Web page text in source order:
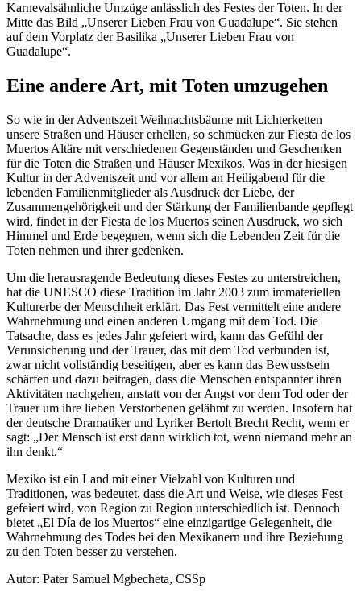
Karnevalsähnliche Umzüge anlässlich des Festes der Toten. In der
Mitte das Bild „Unserer Lieben Frau von Guadalupe“. Sie stehen
auf dem Vorplatz der Basilika „Unserer Lieben Frau von
Guadalupe“.
Eine andere Art, mit Toten umzugehen
So wie in der Adventszeit Weihnachtsbäume mit Lichterketten
unsere Straßen und Häuser erhellen, so schmücken zur Fiesta de los
Muertos Altäre mit verschiedenen Gegenständen und Geschenken
für die Toten die Straßen und Häuser Mexikos. Was in der hiesigen
Kultur in der Adventszeit und vor allem an Heiligabend für die
lebenden Familienmitglieder als Ausdruck der Liebe, der
Zusammengehörigkeit und der Stärkung der Familienbande gepflegt
wird, findet in der Fiesta de los Muertos seinen Ausdruck, wo sich
Himmel und Erde begegnen, wenn sich die Lebenden Zeit für die
Toten nehmen und ihrer gedenken.
Um die herausragende Bedeutung dieses Festes zu unterstreichen,
hat die UNESCO diese Tradition im Jahr 2003 zum immateriellen
Kulturerbe der Menschheit erklärt. Das Fest vermittelt eine andere
Wahrnehmung und einen anderen Umgang mit dem Tod. Die
Tatsache, dass es jedes Jahr gefeiert wird, kann das Gefühl der
Verunsicherung und der Trauer, das mit dem Tod verbunden ist,
zwar nicht vollständig beseitigen, aber es kann das Bewusstsein
schärfen und dazu beitragen, dass die Menschen entspannter ihren
Aktivitäten nachgehen, anstatt von der Angst vor dem Tod oder der
Trauer um ihre lieben Verstorbenen gelähmt zu werden. Insofern hat
der deutsche Dramatiker und Lyriker Bertolt Brecht Recht, wenn er
sagt: „Der Mensch ist erst dann wirklich tot, wenn niemand mehr an
ihn denkt.“
Mexiko ist ein Land mit einer Vielzahl von Kulturen und
Traditionen, was bedeutet, dass die Art und Weise, wie dieses Fest
gefeiert wird, von Region zu Region unterschiedlich ist. Dennoch
bietet „El Día de los Muertos“ eine einzigartige Gelegenheit, die
Wahrnehmung des Todes bei den Mexikanern und ihre Beziehung
zu den Toten besser zu verstehen.
Autor: Pater Samuel Mgbecheta, CSSp